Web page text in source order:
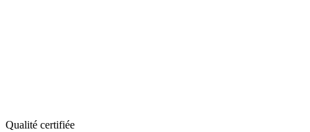
Qualité certifiée